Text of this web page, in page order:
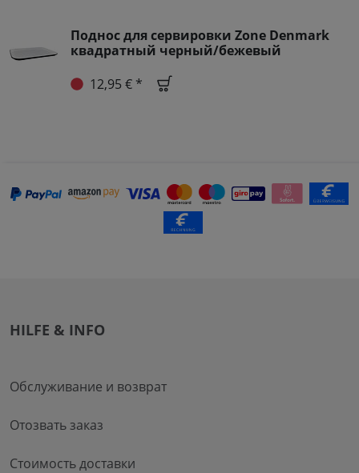
Поднос для сервировки Zone Denmark
квадратный черный/бежевый
12,95 € *
HILFE & INFO
Обслуживание и возврат
Отозвать заказ
Стоимость доставки